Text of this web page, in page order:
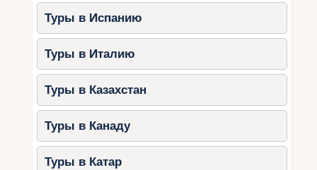
Туры в Испанию
Туры в Италию
Туры в Казахстан
Туры в Канаду
Туры в Катар